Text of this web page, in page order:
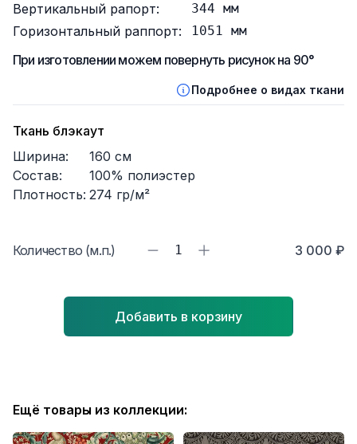
Вертикальный рапорт:
344 мм
Горизонтальный раппорт: 1051 мм
При изготовлении можем повернуть рисунок на 90°
Подробнее о видах ткани
Ткань блэкаут
Ширина:
160 см
Состав:
100% полиэстер
Плотность: 274 гр/м²
Количество (м.п.) 1 3 000 ₽
Добавить в корзину
Ещё товары из коллекции: